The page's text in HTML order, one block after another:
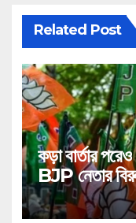
Related Post
কড়া বার্তার
BJP নেতার
গুরুতর অভিযোগ,